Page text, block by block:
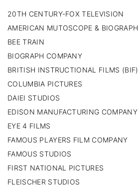
20TH CENTURY-FOX TELEVISION
AMERICAN MUTOSCOPE & BIOGRAPH
BEE TRAIN
BIOGRAPH COMPANY
BRITISH INSTRUCTIONAL FILMS (BIF)
COLUMBIA PICTURES
DAIEI STUDIOS
EDISON MANUFACTURING COMPANY
EYE 4 FILMS
FAMOUS PLAYERS FILM COMPANY
FAMOUS STUDIOS
FIRST NATIONAL PICTURES
FLEISCHER STUDIOS